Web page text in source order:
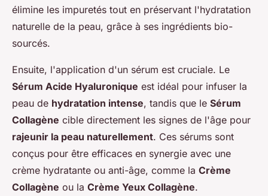
élimine les impuretés tout en préservant l'hydratation
naturelle de la peau, grâce à ses ingrédients bio-
sourcés.
Ensuite, l'application d'un sérum est cruciale. Le
Sérum Acide Hyaluronique est idéal pour infuser la
peau de hydratation intense, tandis que le Sérum
Collagène cible directement les signes de l'âge pour
rajeunir la peau naturellement. Ces sérums sont
conçus pour être efficaces en synergie avec une
crème hydratante ou anti-âge, comme la Crème
Collagène ou la Crème Yeux Collagène.